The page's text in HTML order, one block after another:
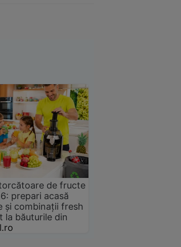
de fructe
prepari acasă
și combinații fresh
la băuturile din